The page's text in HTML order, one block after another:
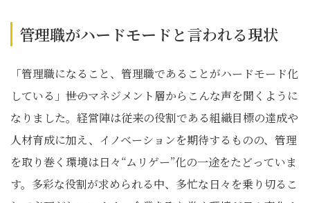
管理職がハードモードと言われる現状
「管理職になること、管理職であることがハードモード化
している」――世のマネジメント層からこんな声を聞くように
なりました。経営陣は従来の役割である組織目標の達成や
人材育成に加え、イノベーションを期待するものの、管理
を取り巻く環境は日々“ムリゲー”化の一途をたどっていま
す。多彩な役割が求められる中、多忙な日々を乗り切るこ